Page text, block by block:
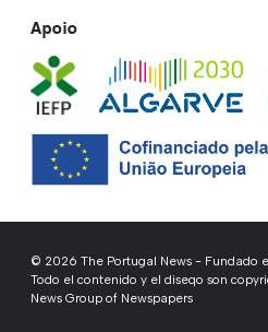
Apoio
© 2026 The Portugal News - Fundado
Todo el contenido y el diseqo son
News Group of Newspapers